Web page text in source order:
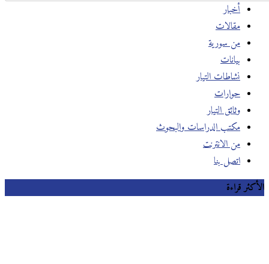
أخبار
مقالات
من سورية
بيانات
نشاطات التيار
حوارات
وثائق التيار
مكتب الدراسات والبحوث
من الانترنت
اتصل بنا
الأكثر قراءة